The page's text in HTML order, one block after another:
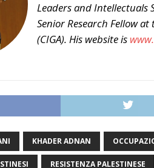
Leaders and Intellectuals
Senior Research Fellow
(CIGA). His website is
KHADER ADNAN
RESISTENZA PALESTINESE